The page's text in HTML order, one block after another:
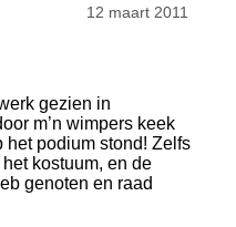
12 maart 2011
gezien in
m’n wimpers keek
het podium stond! Zelfs
kostuum, en de
genoten en raad